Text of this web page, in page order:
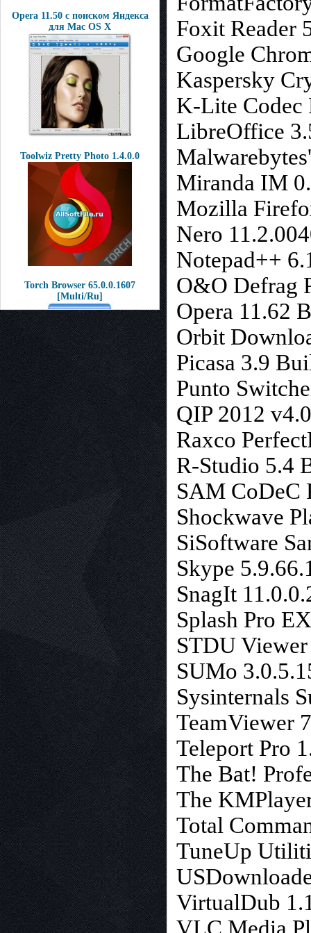
Opera 11.50 с поиском Яндекса
для Mac OS X
Toolwiz Pretty Photo 1.4.0.0
Torch Browser 65.0.0.1607
[Multi/Ru]
Foxit Reader
Google
Kaspersky
K-Lite Codec
LibreOffice
Miranda IM
Mozilla
Nero
Notepad++
O&O Defrag
Opera 11.62
Orbit
Picasa 3.9
Punto
QIP 2012
Raxco
R-Studio 5.4
SAM CoDeC
Shockwave
SiSoftware
Skype
SnagIt
Splash Pro
STDU
SUMo
Sysinternals
TeamViewer
Teleport Pro
The Bat!
The
Total
TuneUp
VirtualDub